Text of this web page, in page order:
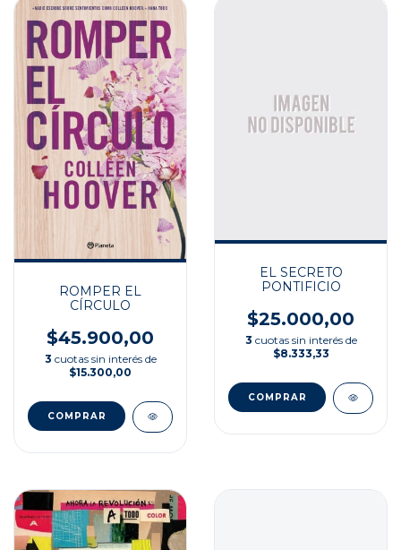
ROMPER EL
CÍRCULO
$45.900,00
3 cuotas sin interés de
$15.300,00
EL SECRETO
PONTIFICIO
$25.000,00
3 cuotas sin interés de
$8.333,33